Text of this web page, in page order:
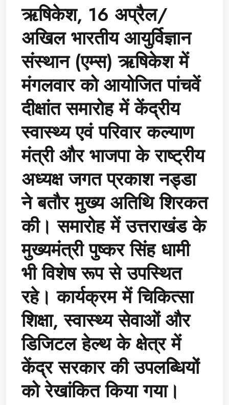
ऋषिकेश, 16 अप्रैल/
अखिल भारतीय आयुर्विज्ञान
संस्थान (एम्स) ऋषिकेश में
मंगलवार को आयोजित पांचवें
दीक्षांत समारोह में केंद्रीय
स्वास्थ्य एवं परिवार कल्याण
मंत्री और भाजपा के राष्ट्रीय
अध्यक्ष जगत प्रकाश नड्डा
ने बतौर मुख्य अतिथि शिरकत
की। समारोह में उत्तराखंड के
मुख्यमंत्री पुष्कर सिंह धामी
भी विशेष रूप से उपस्थित
रहे। कार्यक्रम में चिकित्सा
शिक्षा, स्वास्थ्य सेवाओं और
डिजिटल हेल्थ के क्षेत्र में
केंद्र सरकार की उपलब्धियों
को रेखांकित किया गया।